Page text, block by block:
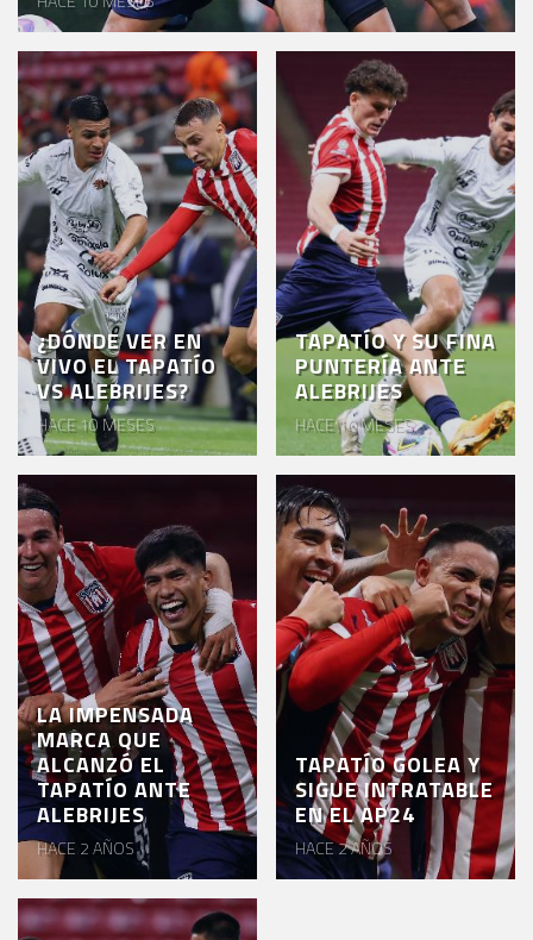
EVENTOS
DEPORTIVOS
REBAÑO
CHIVAS
TIENDA
CHIVAS
CHIVASTV
ESTADIO
AKRON
TOUR
ESTADIO
AKRON
¿DÓNDE VER EN
VIVO EL TAPATÍO
VS ALEBRIJES?
HACE 10 MESES
TAPATÍO Y SU FINA
PUNTERÍA ANTE
ALEBRIJES
HACE 10 MESES
LA IMPENSADA
MARCA QUE
ALCANZÓ EL
TAPATÍO ANTE
ALEBRIJES
HACE 2 AÑOS
TAPATÍO GOLEA Y
SIGUE INTRATABLE
EN EL AP24
HACE 2 AÑOS